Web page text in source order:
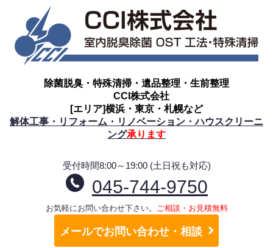
除菌脱臭・特殊清掃・遺品整理・生前整理
CCI株式会社
[エリア]横浜・東京・札幌など
解体工事・リフォーム・リノベーション・ハウスクリーニ
ング承ります
受付時間8:00～19:00 (土日祝も対応)
045-744-9750
お気軽にお問い合わせ下さい。 ご相談・お見積無料
メールでお問い合わせ・相談